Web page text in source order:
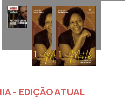
- EDIÇÃO ATUAL